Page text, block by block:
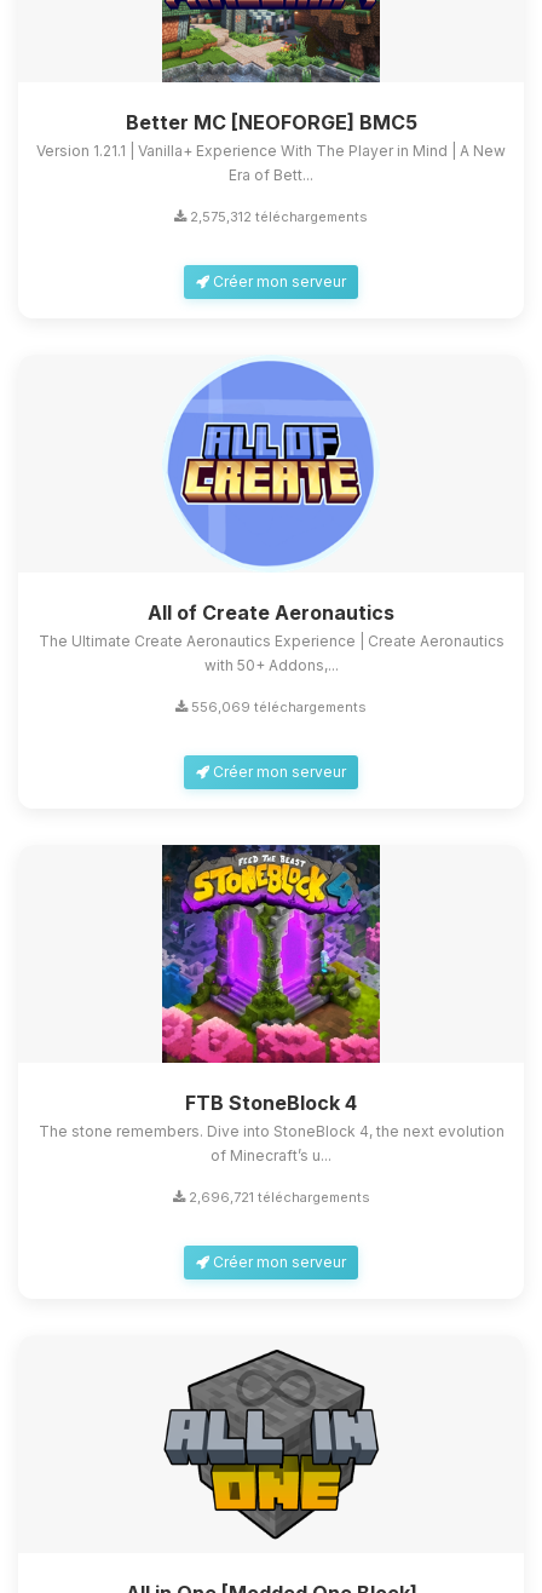
Better MC [NEOFORGE] BMC5
Version 1.21.1 | Vanilla+ Experience With The Player in Mind | A New
Era of Bett...
2,575,312 téléchargements
Créer mon serveur
All of Create Aeronautics
The Ultimate Create Aeronautics Experience | Create Aeronautics
with 50+ Addons,...
556,069 téléchargements
Créer mon serveur
FTB StoneBlock 4
The stone remembers. Dive into StoneBlock 4, the next evolution
of Minecraft’s u...
2,696,721 téléchargements
Créer mon serveur